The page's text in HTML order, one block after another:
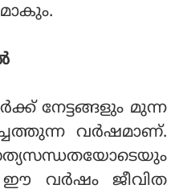
നേട്ടങ്ങളും മുന്ന
വര്‍ഷമാണ്.
ഈ വര്‍ഷം ജീവിത